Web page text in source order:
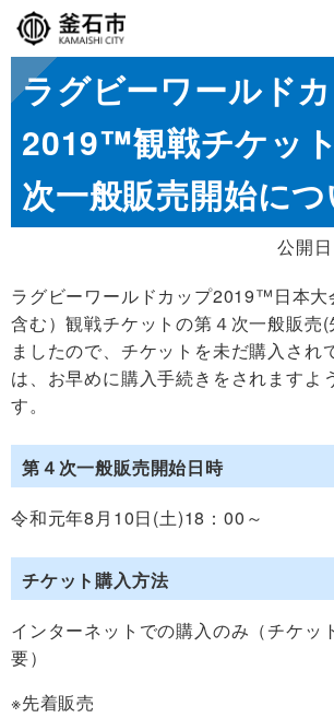
ラグビーワールド
2019™観戦チケッ
次一般販売開始に
公開
ラグビーワールドカップ2019™日本大
含む）観戦チケットの第４次一般販売
ましたので、チケット を未だ購入され
は、お早めに購入手続きをされますよ
す。
第４次一般販売開始日時
令和元年8月10日(土)18：00～
チケット購入方法
インターネットでの購入のみ（チケッ
要）
※先着販売